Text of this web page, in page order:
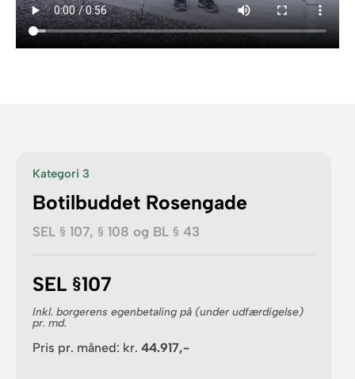
Kategori 3
Botilbuddet Rosengade
SEL § 107, § 108 og BL § 43 ​
SEL §107
​Inkl. borgerens egenbetaling på (under udfærdigelse)
pr. md.
​Pris pr. måned: kr. 44.917,-